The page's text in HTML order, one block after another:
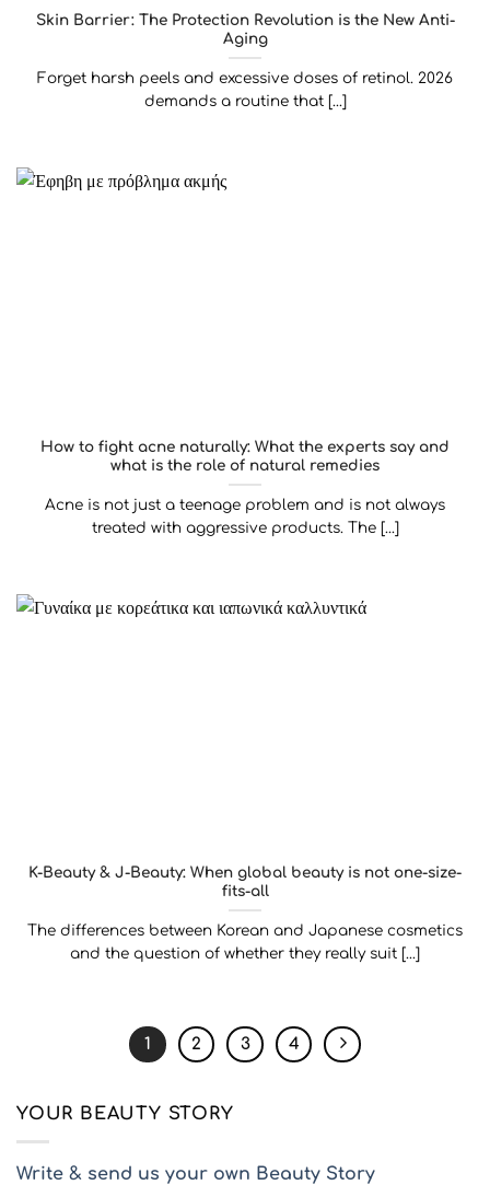
Skin Barrier: The Protection Revolution is the New Anti-
Aging
Forget harsh peels and excessive doses of retinol. 2026
demands a routine that [...]
How to fight acne naturally: What the experts say and
what is the role of natural remedies
Acne is not just a teenage problem and is not always
treated with aggressive products. The [...]
K-Beauty & J-Beauty: When global beauty is not one-size-
fits-all
The differences between Korean and Japanese cosmetics
and the question of whether they really suit [...]
1 2 3 4
YOUR BEAUTY STORY
Write & send us your own Beauty Story